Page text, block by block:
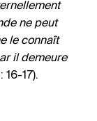
ne peut
le connaît
il demeure
16-17).